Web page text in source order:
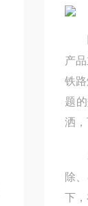
产
铁
题
洒
本
除
下